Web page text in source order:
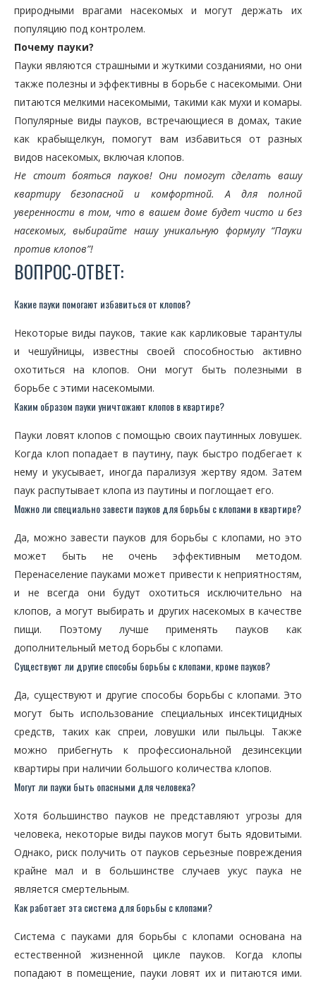
природными врагами насекомых и могут держать их
популяцию под контролем.
Почему пауки?
Пауки являются страшными и жуткими созданиями, но они
также полезны и эффективны в борьбе с насекомыми. Они
питаются мелкими насекомыми, такими как мухи и комары.
Популярные виды пауков, встречающиеся в домах, такие
как крабыщелкун, помогут вам избавиться от разных
видов насекомых, включая клопов.
Не стоит бояться пауков! Они помогут сделать вашу
квартиру безопасной и комфортной. А для полной
уверенности в том, что в вашем доме будет чисто и без
насекомых, выбирайте нашу уникальную формулу “Пауки
против клопов”!
ВОПРОС-ОТВЕТ:
Какие пауки помогают избавиться от клопов?
Некоторые виды пауков, такие как карликовые тарантулы
и чешуйницы, известны своей способностью активно
охотиться на клопов. Они могут быть полезными в
борьбе с этими насекомыми.
Каким образом пауки уничтожают клопов в квартире?
Пауки ловят клопов с помощью своих паутинных ловушек.
Когда клоп попадает в паутину, паук быстро подбегает к
нему и укусывает, иногда парализуя жертву ядом. Затем
паук распутывает клопа из паутины и поглощает его.
Можно ли специально завести пауков для борьбы с клопами в квартире?
Да, можно завести пауков для борьбы с клопами, но это
может быть не очень эффективным методом.
Перенаселение пауками может привести к неприятностям,
и не всегда они будут охотиться исключительно на
клопов, а могут выбирать и других насекомых в качестве
пищи. Поэтому лучше применять пауков как
дополнительный метод борьбы с клопами.
Существуют ли другие способы борьбы с клопами, кроме пауков?
Да, существуют и другие способы борьбы с клопами. Это
могут быть использование специальных инсектицидных
средств, таких как спреи, ловушки или пыльцы. Также
можно прибегнуть к профессиональной дезинсекции
квартиры при наличии большого количества клопов.
Могут ли пауки быть опасными для человека?
Хотя большинство пауков не представляют угрозы для
человека, некоторые виды пауков могут быть ядовитыми.
Однако, риск получить от пауков серьезные повреждения
крайне мал и в большинстве случаев укус паука не
является смертельным.
Как работает эта система для борьбы с клопами?
Система с пауками для борьбы с клопами основана на
естественной жизненной цикле пауков. Когда клопы
попадают в помещение, пауки ловят их и питаются ими.